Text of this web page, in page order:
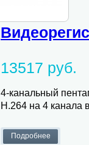
13517 руб.
4-канальный
H.264 на 4 канала